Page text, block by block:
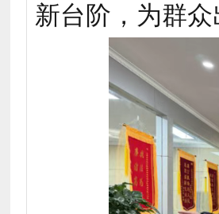
新台阶，为群